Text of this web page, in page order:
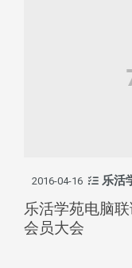
2016-04-16 乐活
乐活学苑电脑
会员大会